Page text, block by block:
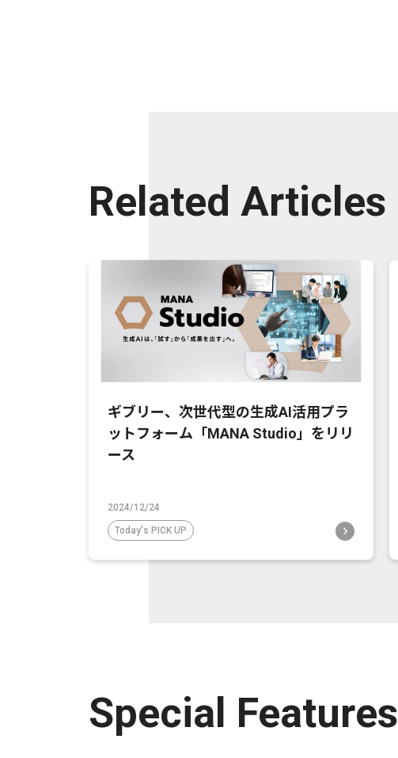
Related Articles
ギブリー、次世代型の生成AI活用プラ
ットフォーム「MANA Studio」をリリ
ース
2024/12/24
Today's PICK UP
Special Features